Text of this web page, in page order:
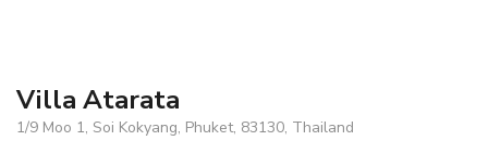
Villa Atarata
1/9 Moo 1, Soi Kokyang, Phuket, 83130, Thailand